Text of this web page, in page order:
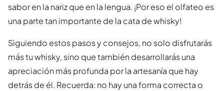
sabor en la nariz que en la lengua. ¡Por eso el olfateo es
una parte tan importante de la cata de whisky!
Siguiendo estos pasos y consejos, no solo disfrutarás
más tu whisky, sino que también desarrollarás una
apreciación más profunda por la artesanía que hay
detrás de él. Recuerda: no hay una forma correcta o